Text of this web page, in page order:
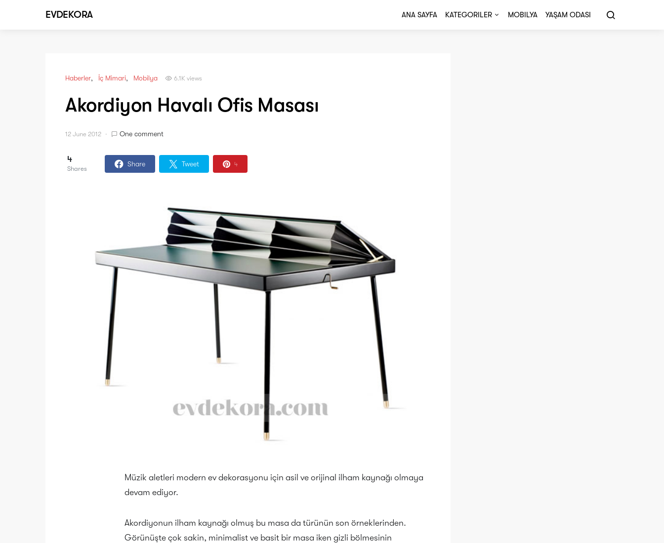
EVDEKORA ANA SAYFA KATEGORILER MOBILYA YAŞAM ODASI
Haberler İç Mimari Mobilya 6.1K views
Akordiyon Havalı Ofis Masası
12 June 2012 One comment
4
Shares
Share Tweet 4
Müzik aletleri modern ev dekorasyonu için asil ve orijinal ilham kaynağı olmaya
devam ediyor.
Akordiyonun ilham kaynağı olmuş bu masa da türünün son örneklerinden.
Görünüşte çok sakin, minimalist ve basit bir masa iken gizli bölmesinin